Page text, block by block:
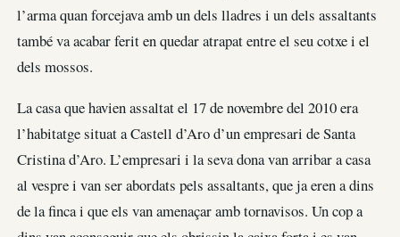
l’arma quan forcejava amb un dels lladres i un dels assaltants
també va acabar ferit en quedar atrapat entre el seu cotxe i el
dels mossos.
La casa que havien assaltat el 17 de novembre del 2010 era
l’habitatge situat a Castell d’Aro d’un empresari de Santa
Cristina d’Aro. L’empresari i la seva dona van arribar a casa
al vespre i van ser abordats pels assaltants, que ja eren a dins
de la finca i que els van amenaçar amb tornavisos. Un cop a